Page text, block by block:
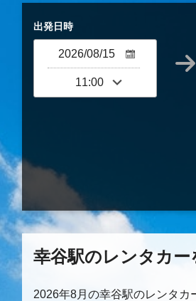
出発日時
幸谷駅のレンタカ
2026年8月の幸谷駅のレンタカ